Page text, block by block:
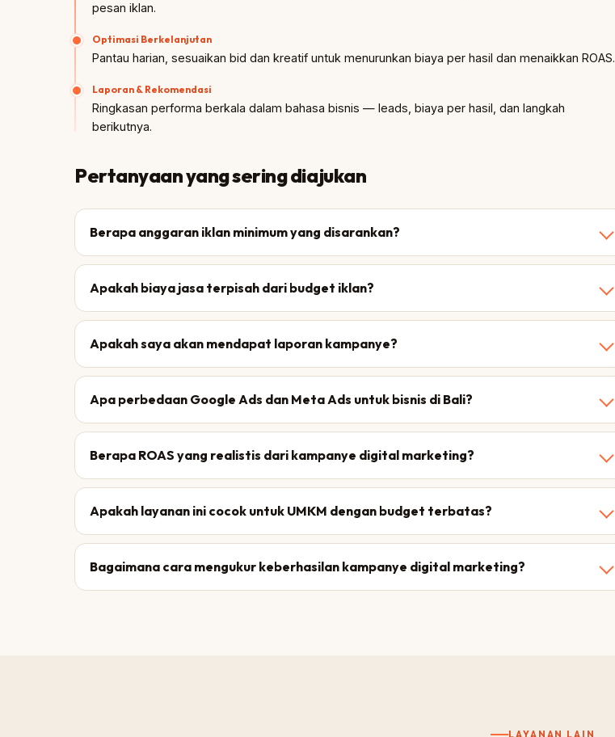
pesan iklan.
Optimasi Berkelanjutan
Pantau harian, sesuaikan bid dan kreatif untuk menurunkan biaya per hasil dan menaikkan ROAS.
Laporan & Rekomendasi
Ringkasan performa berkala dalam bahasa bisnis — leads, biaya per hasil, dan langkah
berikutnya.
Pertanyaan yang sering diajukan
Berapa anggaran iklan minimum yang disarankan?
Apakah biaya jasa terpisah dari budget iklan?
Apakah saya akan mendapat laporan kampanye?
Apa perbedaan Google Ads dan Meta Ads untuk bisnis di Bali?
Berapa ROAS yang realistis dari kampanye digital marketing?
Apakah layanan ini cocok untuk UMKM dengan budget terbatas?
Bagaimana cara mengukur keberhasilan kampanye digital marketing?
LAYANAN LAIN